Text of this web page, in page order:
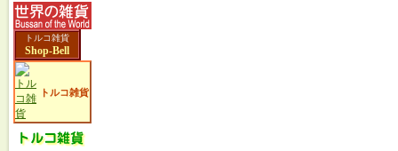
トルコ雑貨
Shop-Bell
トルコ雑貨